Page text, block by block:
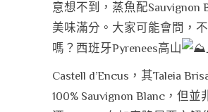
意想不到，蒸魚配Sauvignon
美味滿分。大家可能會問，
嗎？西班牙Pyrenees高山
Castell d’Encus，其Taleia
100% Sauvignon Blanc，但並